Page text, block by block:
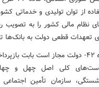
از توان تولیدی و خدماتی
نظام مالی کشور را به
تعهدات قطعی دولت به بانک‌ها
ماده ۴۲-‌ دولت مجاز است بابت
کلی اصل چهل و
سازمان تأمین